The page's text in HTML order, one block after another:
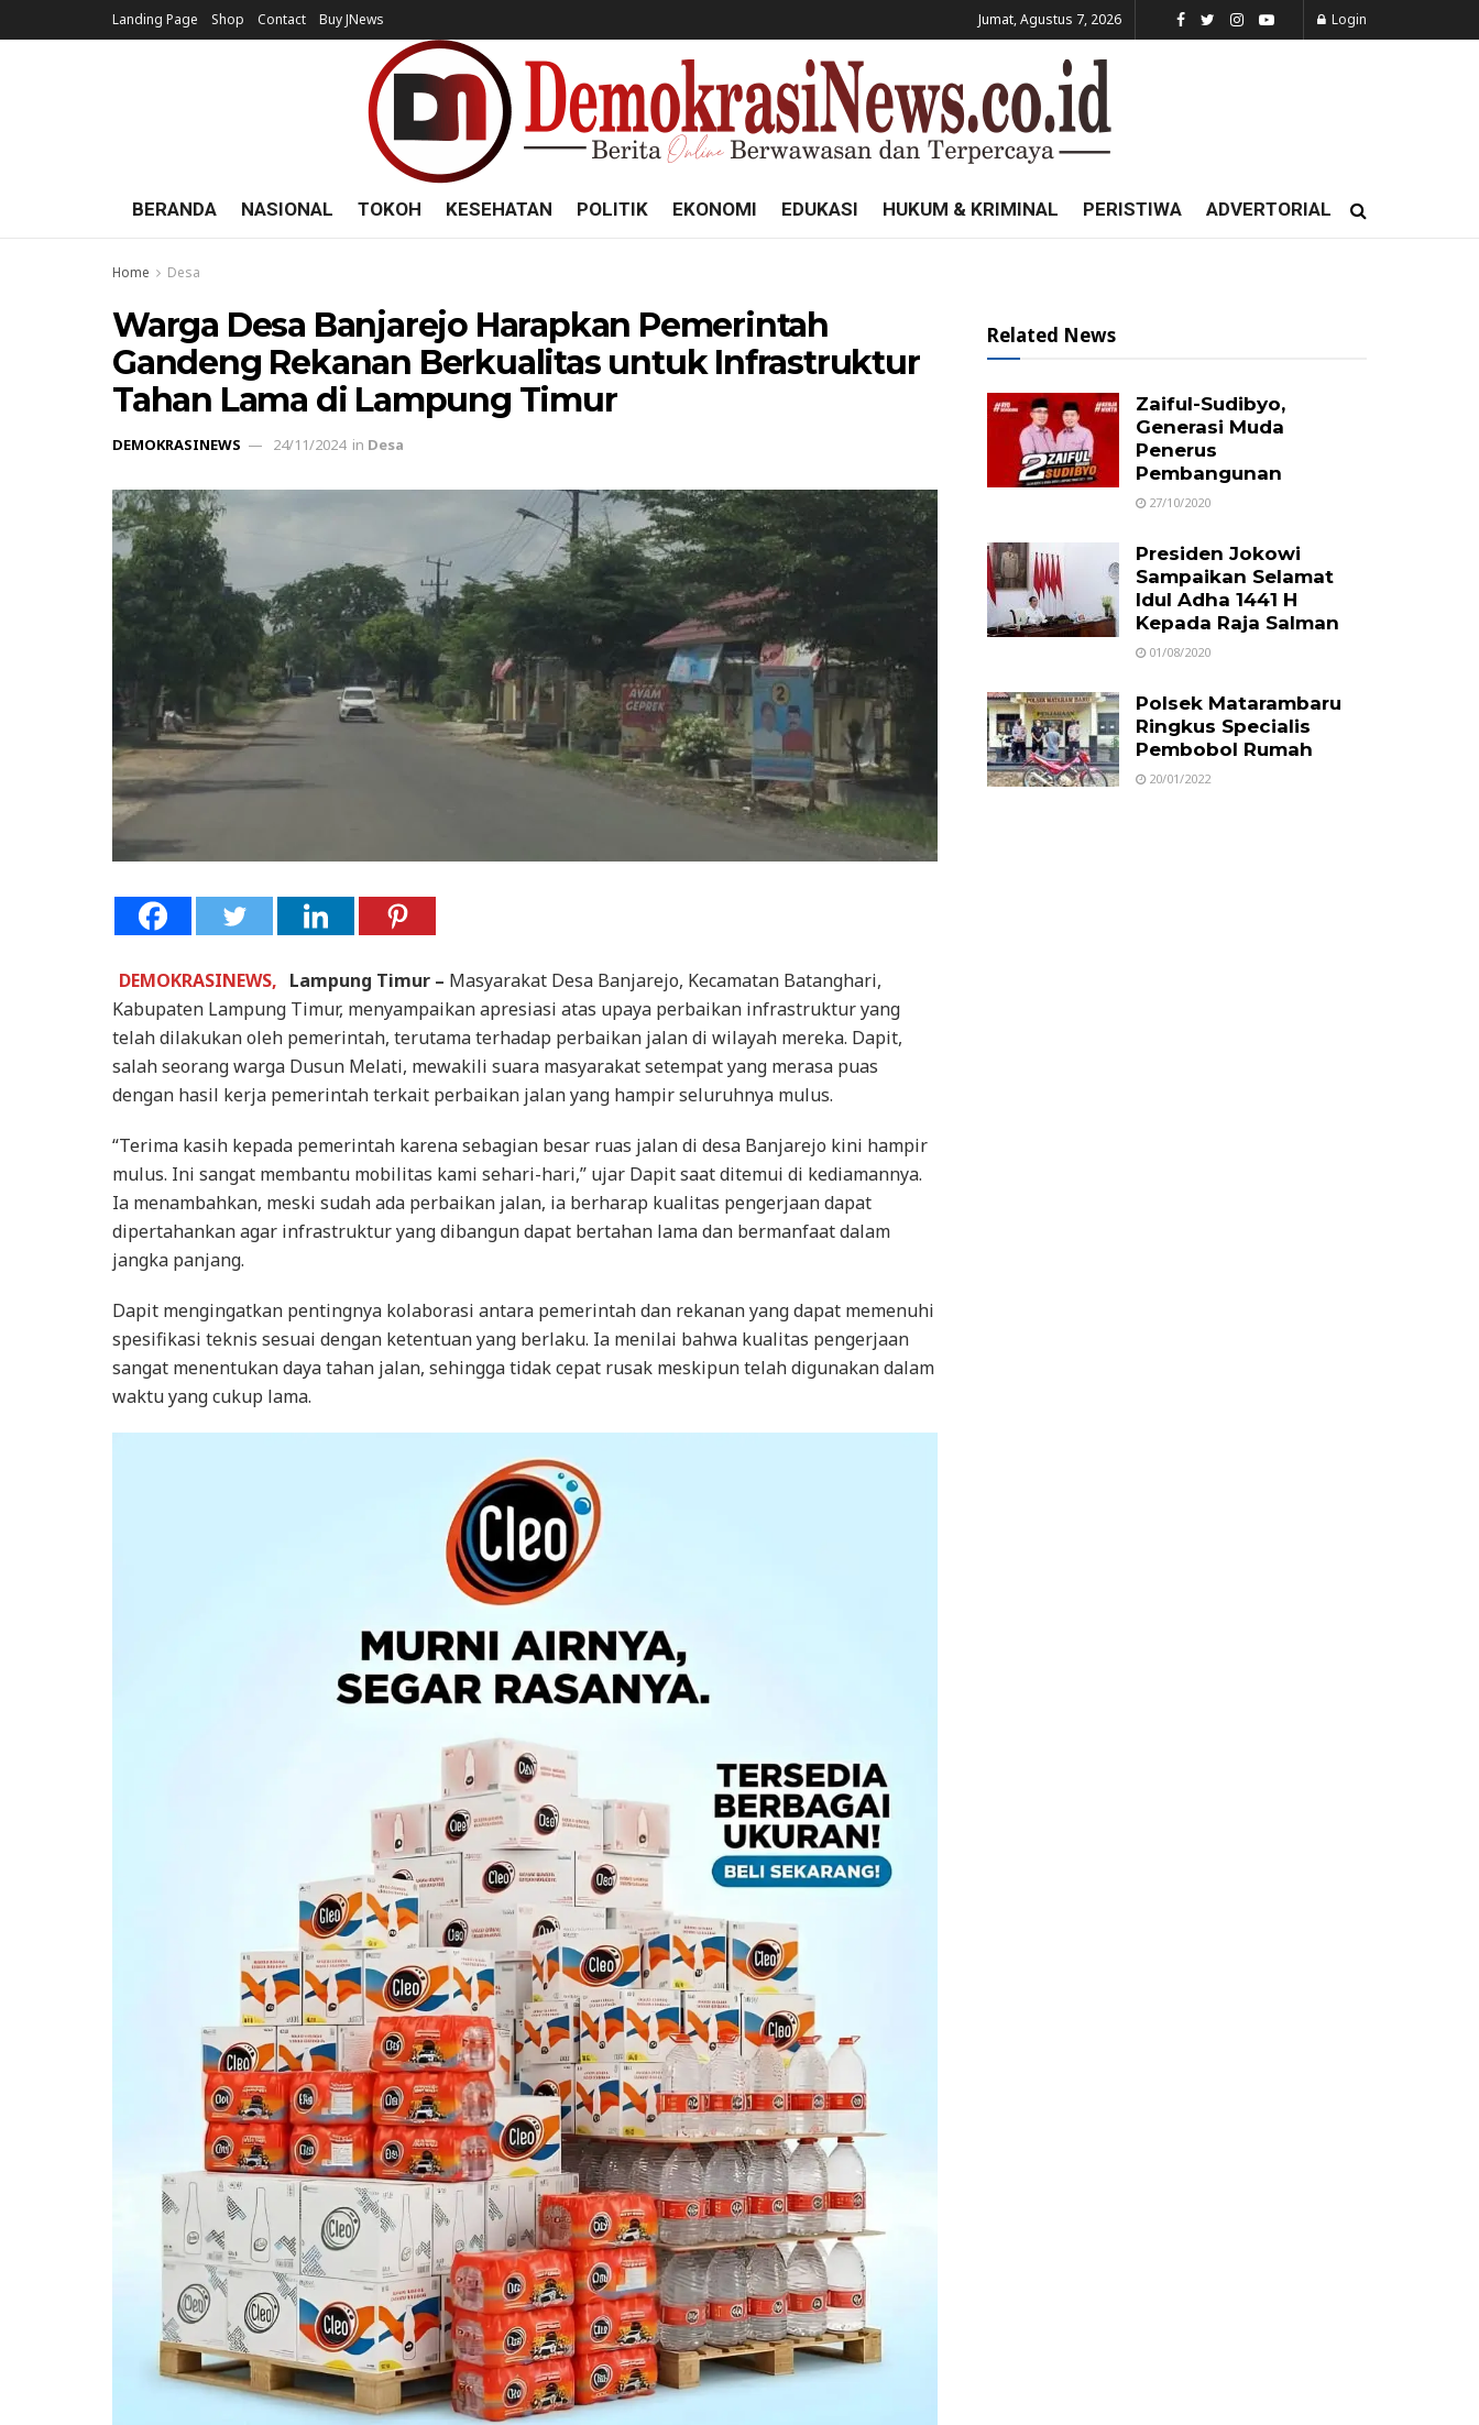
Landing Page Shop Contact Buy JNews Jumat, Agustus 7, 2026 Login
BERANDA NASIONAL TOKOH KESEHATAN POLITIK EKONOMI EDUKASI HUKUM & KRIMINAL PERISTIWA ADVERTORIAL
Home Desa
Warga Desa Banjarejo Harapkan Pemerintah
Gandeng Rekanan Berkualitas untuk Infrastruktur
Tahan Lama di Lampung Timur
DEMOKRASINEWS 24/11/2024 in Desa
DEMOKRASINEWS, Lampung Timur – Masyarakat Desa Banjarejo, Kecamatan Batanghari,
Kabupaten Lampung Timur, menyampaikan apresiasi atas upaya perbaikan infrastruktur yang
telah dilakukan oleh pemerintah, terutama terhadap perbaikan jalan di wilayah mereka. Dapit,
salah seorang warga Dusun Melati, mewakili suara masyarakat setempat yang merasa puas
dengan hasil kerja pemerintah terkait perbaikan jalan yang hampir seluruhnya mulus.
“Terima kasih kepada pemerintah karena sebagian besar ruas jalan di desa Banjarejo kini hampir
mulus. Ini sangat membantu mobilitas kami sehari-hari,” ujar Dapit saat ditemui di kediamannya.
Ia menambahkan, meski sudah ada perbaikan jalan, ia berharap kualitas pengerjaan dapat
dipertahankan agar infrastruktur yang dibangun dapat bertahan lama dan bermanfaat dalam
jangka panjang.
Dapit mengingatkan pentingnya kolaborasi antara pemerintah dan rekanan yang dapat memenuhi
spesifikasi teknis sesuai dengan ketentuan yang berlaku. Ia menilai bahwa kualitas pengerjaan
sangat menentukan daya tahan jalan, sehingga tidak cepat rusak meskipun telah digunakan dalam
waktu yang cukup lama.
Related News
Zaiful-Sudibyo,
Generasi Muda
Penerus
Pembangunan
27/10/2020
Presiden Jokowi
Sampaikan Selamat
Idul Adha 1441 H
Kepada Raja Salman
01/08/2020
Polsek Matarambaru
Ringkus Specialis
Pembobol Rumah
20/01/2022